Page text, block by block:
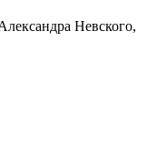
Невского,